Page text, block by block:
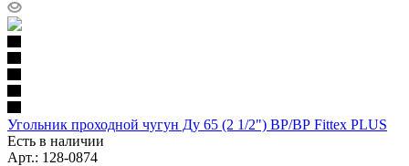
Угольник проходной чугун Ду 65 (2 1/2") ВР/ВР Fittex PLUS
Есть в наличии
Арт.: 128-0874